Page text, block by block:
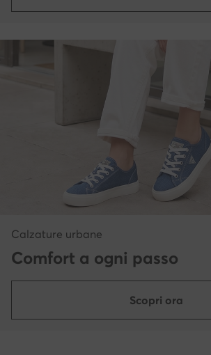
Calzature urbane
Comfort a ogni passo
Scopri ora